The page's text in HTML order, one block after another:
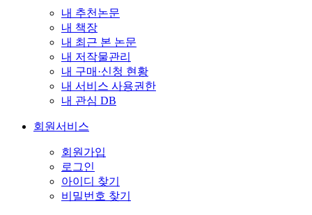
내 추천논문
내 책장
내 최근 본 논문
내 저작물관리
내 구매·신청 현황
내 서비스 사용권한
내 관심 DB
회원서비스
회원가입
로그인
아이디 찾기
비밀번호 찾기